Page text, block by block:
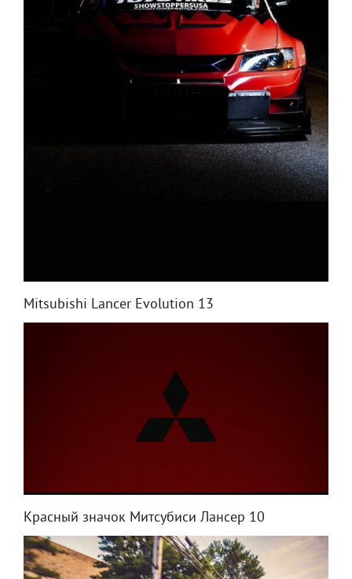
Mitsubishi Lancer Evolution 13
Красный значок Митсубиси Лансер 10